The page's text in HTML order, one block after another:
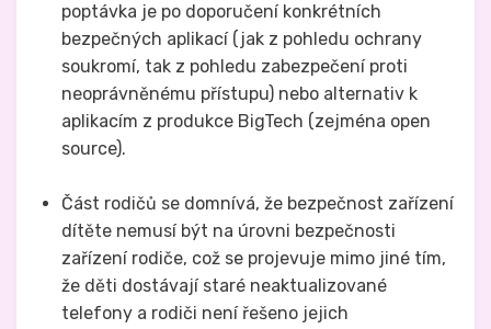
poptávka je po doporučení konkrétních
bezpečných aplikací (jak z pohledu ochrany
soukromí, tak z pohledu zabezpečení proti
neoprávněnému přístupu) nebo alternativ k
aplikacím z produkce BigTech (zejména open
source).
Část rodičů se domnívá, že bezpečnost zařízení
dítěte nemusí být na úrovni bezpečnosti
zařízení rodiče, což se projevuje mimo jiné tím,
že děti dostávají staré neaktualizované
telefony a rodiči není řešeno jejich